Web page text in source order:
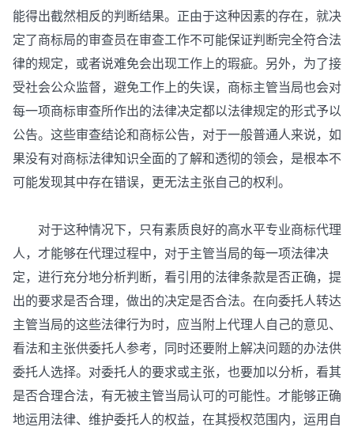
能得出截然相反的判断结果。正由于这种因素的存在，就决
定了商标局的审查员在审查工作不可能保证判断完全符合法
律的规定，或者说难免会出现工作上的瑕疵。另外，为了接
受社会公众监督，避免工作上的失误，商标主管当局也会对
每一项商标审查所作出的法律决定都以法律规定的形式予以
公告。这些审查结论和商标公告，对于一般普通人来说，如
果没有对商标法律知识全面的了解和透彻的领会，是根本不
可能发现其中存在错误，更无法主张自己的权利。
对于这种情况下，只有素质良好的高水平专业商标代理
人，才能够在代理过程中，对于主管当局的每一项法律决
定，进行充分地分析判断，看引用的法律条款是否正确，提
出的要求是否合理，做出的决定是否合法。在向委托人转达
主管当局的这些法律行为时，应当附上代理人自己的意见、
看法和主张供委托人参考，同时还要附上解决问题的办法供
委托人选择。对委托人的要求或主张，也要加以分析，看其
是否合理合法，有无被主管当局认可的可能性。才能够正确
地运用法律、维护委托人的权益，在其授权范围内，运用自